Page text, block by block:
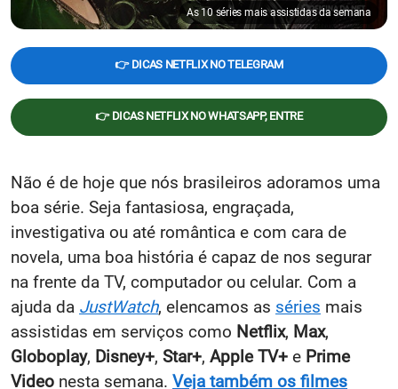
As 10 séries mais assistidas da semana
👉 DICAS NETFLIX NO TELEGRAM
👉 DICAS NETFLIX NO WHATSAPP, ENTRE
Não é de hoje que nós brasileiros adoramos uma
boa série. Seja fantasiosa, engraçada,
investigativa ou até romântica e com cara de
novela, uma boa história é capaz de nos segurar
na frente da TV, computador ou celular. Com a
ajuda da JustWatch, elencamos as séries mais
assistidas em serviços como Netflix, Max,
Globoplay, Disney+, Star+, Apple TV+ e Prime
Video nesta semana. Veja também os filmes